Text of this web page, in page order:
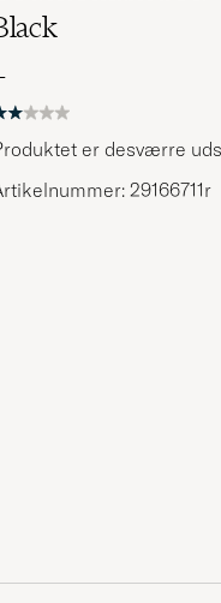
er desværre
29166711r